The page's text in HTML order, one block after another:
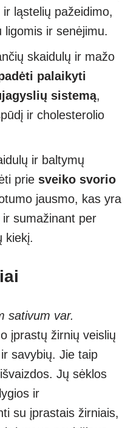
ląstelių pažeidimo,
ligomis ir senėjimu.
skaidulų ir mažo
palaikyti
sistemą,
ir cholesterolio
ir baltymų
prie sveiko svorio
jausmo, kas yra
sumažinant per
kiekį.
sativum var.
įprastų žirnių veislių
savybių. Jie taip
Jų sėklos
ir
su įprastais žirniais,